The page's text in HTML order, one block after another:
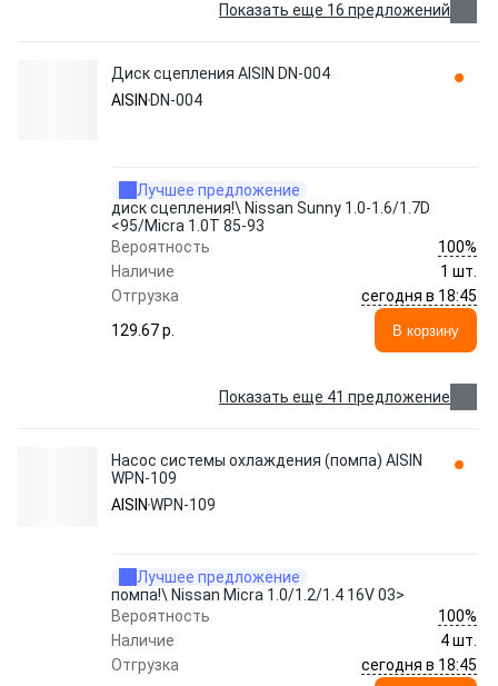
Показать еще 16 предложений
Диск сцепления AISIN DN-004
AISIN DN-004
Лучшее предложение
диск сцепления!\ Nissan Sunny 1.0-1.6/1.7D
<95/Micra 1.0T 85-93
Вероятность
100%
Наличие
1 шт.
Отгрузка
сегодня в 18:45
129.67 p.
В корзину
Показать еще 41 предложение
Насос системы охлаждения (помпа) AISIN
WPN-109
AISIN WPN-109
Лучшее предложение
помпа!\ Nissan Micra 1.0/1.2/1.4 16V 03>
Вероятность
100%
Наличие
4 шт.
Отгрузка
сегодня в 18:45